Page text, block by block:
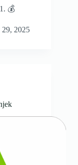
💰
29, 2025